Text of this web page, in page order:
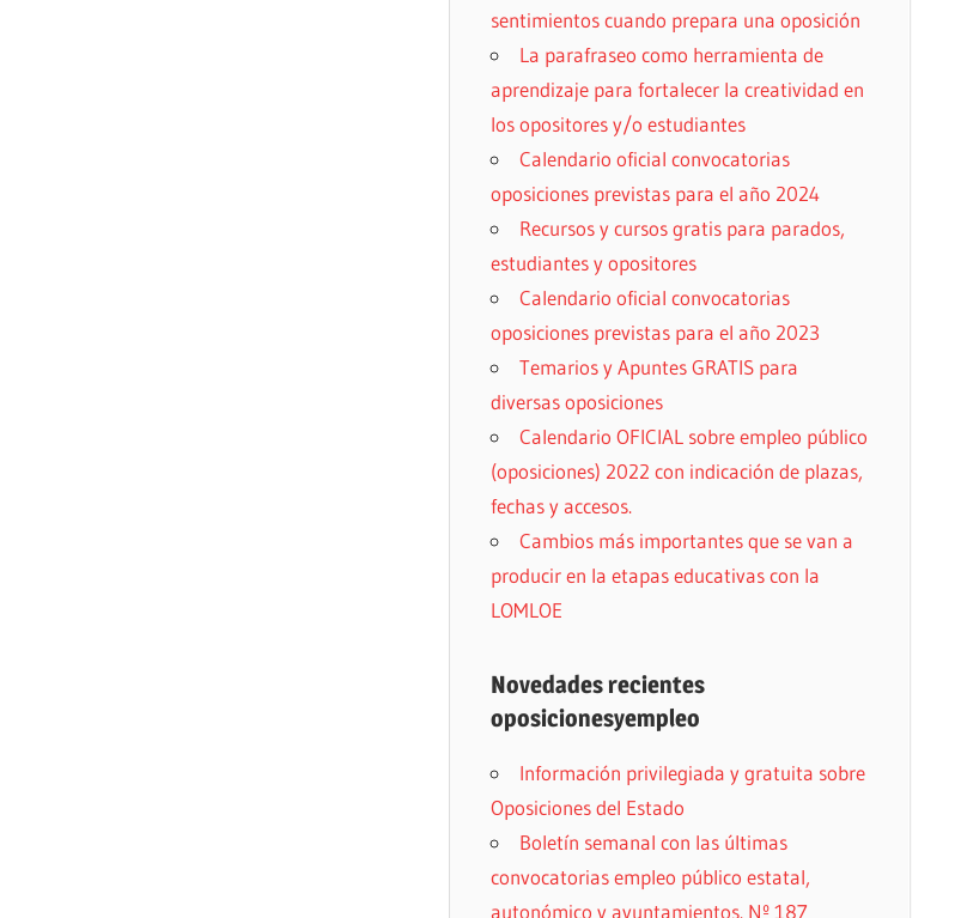
sentimientos cuando prepara una oposición
La parafraseo como herramienta de
aprendizaje para fortalecer la creatividad en
los opositores y/o estudiantes
Calendario oficial convocatorias
oposiciones previstas para el año 2024
Recursos y cursos gratis para parados,
estudiantes y opositores
Calendario oficial convocatorias
oposiciones previstas para el año 2023
Temarios y Apuntes GRATIS para
diversas oposiciones
Calendario OFICIAL sobre empleo público
(oposiciones) 2022 con indicación de plazas,
fechas y accesos.
Cambios más importantes que se van a
producir en la etapas educativas con la
LOMLOE
Novedades recientes
oposicionesyempleo
Información privilegiada y gratuita sobre
Oposiciones del Estado
Boletín semanal con las últimas
convocatorias empleo público estatal,
autonómico y ayuntamientos. Nº 187